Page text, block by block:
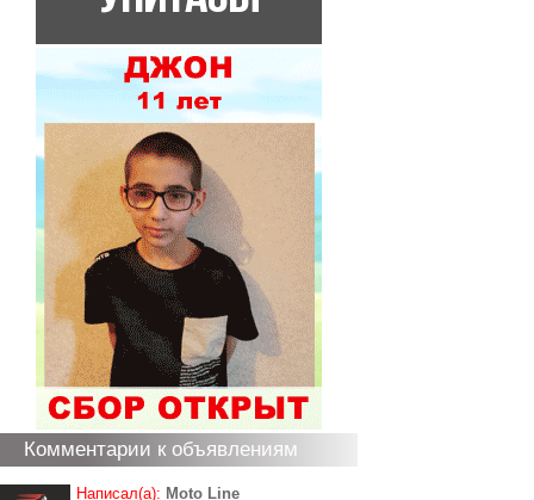
Комментарии к объявлениям
Написал(а): Moto Line